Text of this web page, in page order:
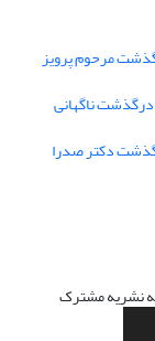
مرحوم پرویز
ناگهانی
دکتر صدرا
نشریه مشترک